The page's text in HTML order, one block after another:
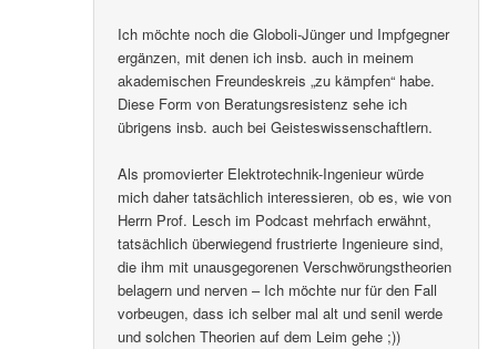
Ich möchte noch die Globoli-Jünger und Impfgegner
ergänzen, mit denen ich insb. auch in meinem
akademischen Freundeskreis „zu kämpfen“ habe.
Diese Form von Beratungsresistenz sehe ich
übrigens insb. auch bei Geisteswissenschaftlern.
Als promovierter Elektrotechnik-Ingenieur würde
mich daher tatsächlich interessieren, ob es, wie von
Herrn Prof. Lesch im Podcast mehrfach erwähnt,
tatsächlich überwiegend frustrierte Ingenieure sind,
die ihm mit unausgegorenen Verschwörungstheorien
belagern und nerven – Ich möchte nur für den Fall
vorbeugen, dass ich selber mal alt und senil werde
und solchen Theorien auf dem Leim gehe ;))